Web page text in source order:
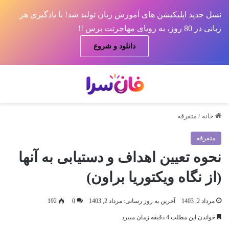
نسل جدید اپلیکیشن های آموزش زبان تولید شد! با یادگیری هر
زبانی در 80 روز، به رویای مهاجرتت برس !!
دانلود و شروع
خانه / متفرقه
متفرقه
نحوه تعیین اهداف و دستیابی به آنها
(از نگاه ویکتوریا براون)
مرداد 2, 1403 آخرین به روز رسانی: مرداد 2, 1403 0
192
خواندن این مطلب 4 دقیقه زمان میبرد